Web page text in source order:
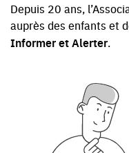
Depuis 20 ans,
auprès des enfants et
Informer et Alerter.